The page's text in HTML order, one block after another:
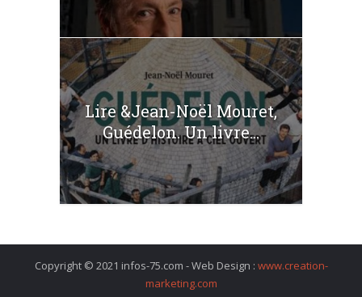
Lire &Jean-Noël Mouret,
Guédelon. Un livre...
Copyright © 2021 infos-75.com - Web Design : www.creation-
marketing.com